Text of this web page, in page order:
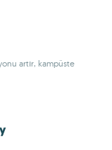
artır, kampüste